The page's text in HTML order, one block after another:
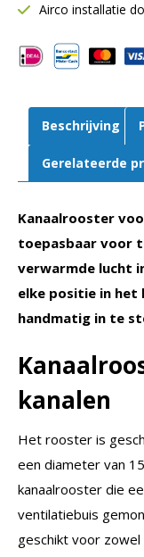
|
mm
|
mm
aantal
Airco installatie
Beschrijving
Gerelateerde
Kanaalrooster
toepasbaar voor
verwarmde lucht
elke positie in het
handmatig in te
kanalen
Het rooster is
een diameter van
kanaalrooster die
ventilatiebuis
geschikt voor